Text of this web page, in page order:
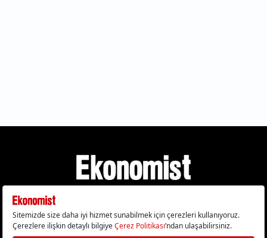
Gizlilik Politikası Çerez Politikası Çerezleri Sıfırla
KVKK Metni Künye İletişim